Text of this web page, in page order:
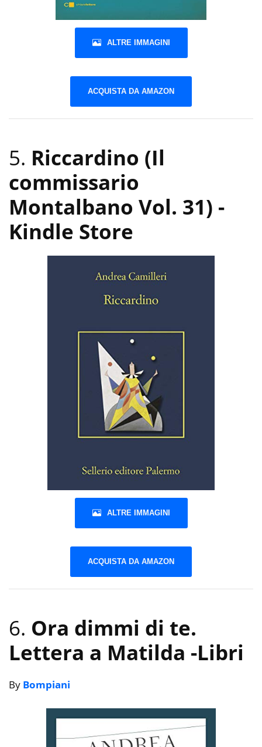
ALTRE IMMAGINI
ACQUISTA DA AMAZON
5. Riccardino (Il
commissario
Montalbano Vol. 31) -
Kindle Store
ALTRE IMMAGINI
ACQUISTA DA AMAZON
6. Ora dimmi di te.
Lettera a Matilda -Libri
By Bompiani